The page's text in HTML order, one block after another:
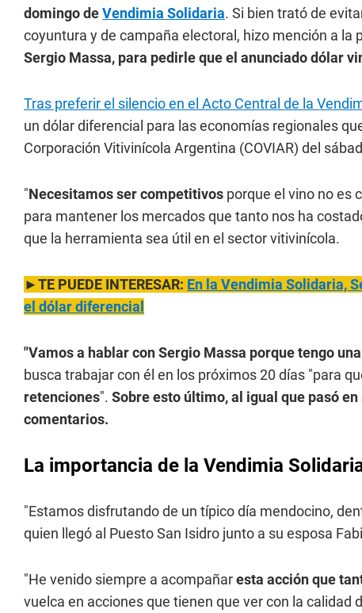
domingo deVendimia Solidaria. Si bien trató de
coyuntura y de campaña electoral, hizo mención a la
Sergio Massa, para pedirle que el anunciado dólar
Tras preferir el silencio en el Acto Central de la
un dólar diferencial para las economías regionales
Corporación Vitivinícola Argentina (COVIAR) del
"Necesitamos ser competitivos porque el vino no es
para mantener los mercados que tanto nos ha
que la herramienta sea útil en el sector vitivinícola.
►TE PUEDE INTERESAR: En la Vendimia Solidaria,
el dólar diferencial
"Vamos a hablar con Sergio Massa porque tengo
busca trabajar con él en los próximos 20 días "para
retenciones". Sobre esto último, al igual que pasó
comentarios.
La importancia de la Vendimia
"Estamos disfrutando de un típico día mendocino,
quien llegó al Puesto San Isidro junto a su esposa
"He venido siempre a acompañaresta acción que
vuelca en acciones que tienen que ver con la calidad